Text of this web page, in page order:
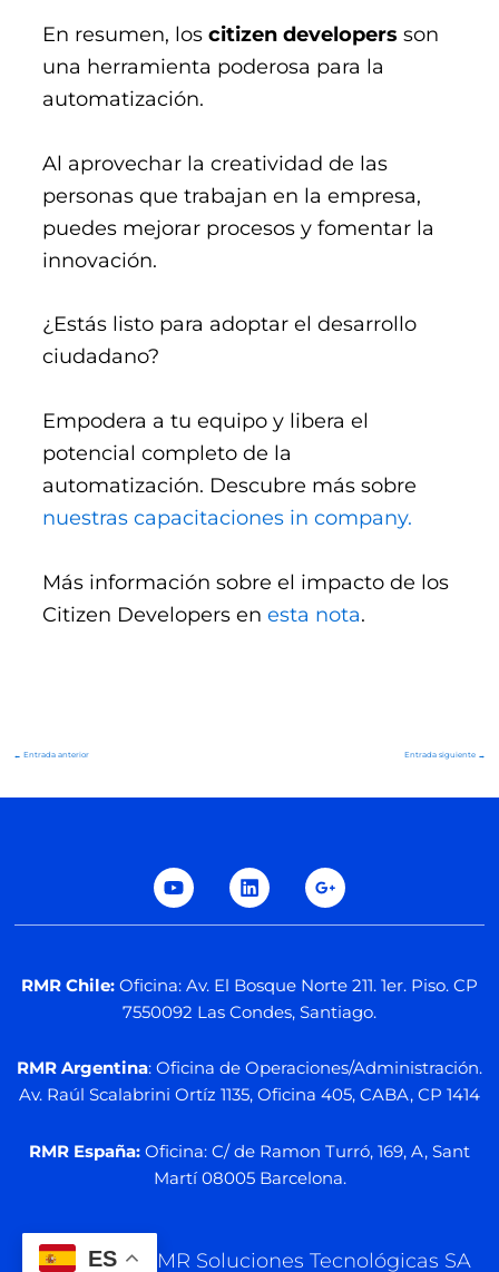
En resumen, los citizen developers son
una herramienta poderosa para la
automatización.
Al aprovechar la creatividad de las
personas que trabajan en la empresa,
puedes mejorar procesos y fomentar la
innovación.
¿Estás listo para adoptar el desarrollo
ciudadano?
Empodera a tu equipo y libera el
potencial completo de la
automatización. Descubre más sobre
nuestras capacitaciones in company.
Más información sobre el impacto de los
Citizen Developers en esta nota.
← Entrada anterior Entrada siguiente →
t
u
b
k
e
d
g
l
e
l
u
s
g
RMR Chile: Oficina: Av. El Bosque Norte 211. 1er. Piso. CP
7550092 Las Condes, Santiago.
RMR Argentina: Oficina de Operaciones/Administración.
Av. Raúl Scalabrini Ortíz 1135, Oficina 405, CABA, CP 1414
RMR España: Oficina: C/ de Ramon Turró, 169, A, Sant
Martí 08005 Barcelona.
© 2025 por RMR Soluciones Tecnológicas SA
ES